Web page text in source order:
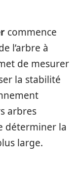
commence
l’arbre à
de mesurer
la stabilité
arbres
déterminer la
large.